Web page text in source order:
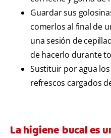
Guardar sus
comerlos al final de
una sesión de
de hacerlo durante
Sustituir por agua
refrescos cargados
La higiene bucal es